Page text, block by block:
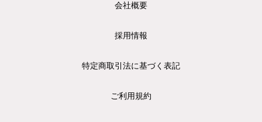
会社概要
採用情報
特定商取引法に基づく表記
ご利用規約